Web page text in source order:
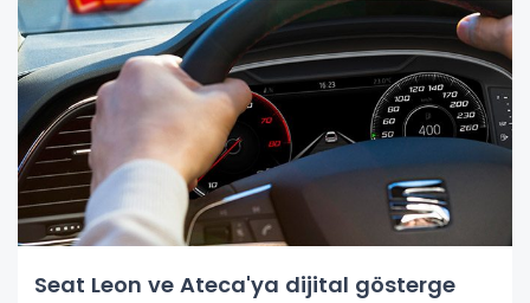
Seat Leon ve Ateca'ya dijital gösterge